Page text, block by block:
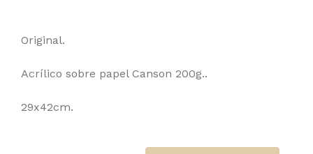
Original.
Acrílico sobre papel Canson 200g..
29x42cm.